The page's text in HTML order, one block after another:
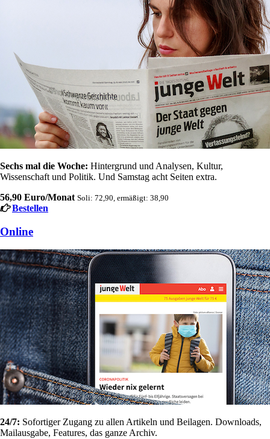
Sechs mal die Woche: Hintergrund und Analysen, Kultur,
Wissenschaft und Politik. Und Samstag acht Seiten extra.
56,90 Euro/Monat Soli: 72,90, ermäßigt: 38,90
Bestellen
Online
24/7: Sofortiger Zugang zu allen Artikeln und Beilagen. Downloads,
Mailausgabe, Features, das ganze Archiv.